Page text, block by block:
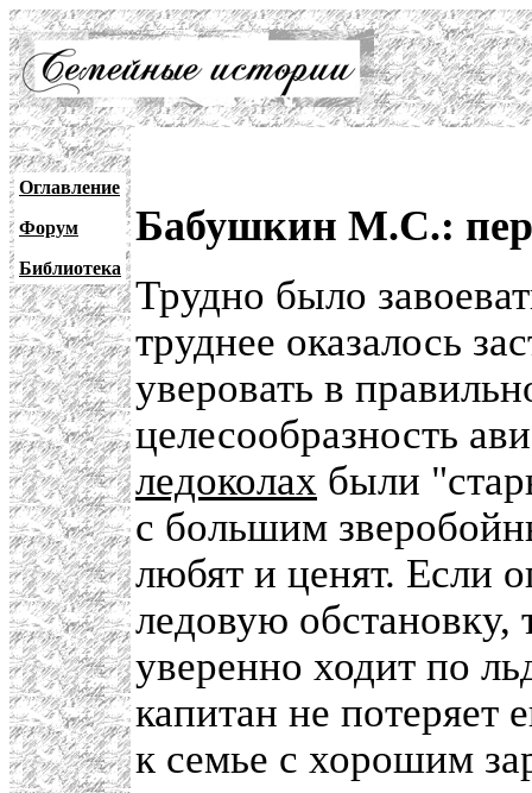
Оглавление
Форум
Библиотека
Бабушкин М.С.:
Трудно было
труднее оказалось
уверовать в
целесообразность
ледоколах были
с большим
любят и ценят. Если
ледовую
уверенно ходит по
капитан не потеряет
к семье с хорошим